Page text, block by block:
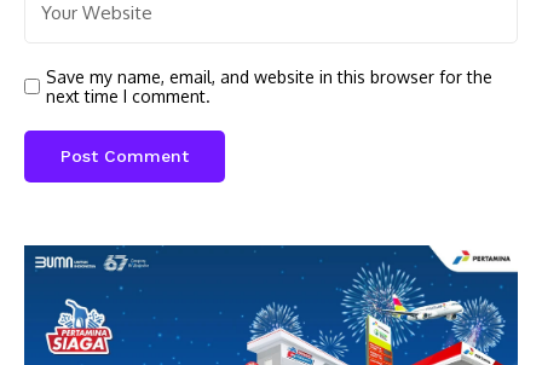
Save my name, email, and website in this browser for the
next time I comment.